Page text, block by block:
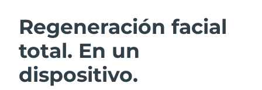
Regeneración facial
total. En un
dispositivo.
Limpieza facial
Austria Entrega prevista 8/9/26
Baréin
Bélgica